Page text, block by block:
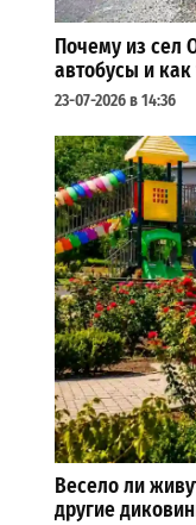
Почему из сел
автобусы и
23-07-2026 в 14:36
Весело ли
другие